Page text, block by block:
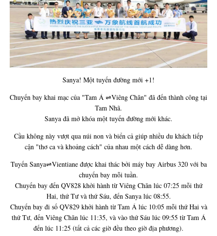
Sanya! Một tuyến đường mới +1!
Chuyến bay khai mạc của "Tam Á ⇌Viêng Chăn" đã đến thành công tại
Tam Nhã.
Sanya đã mở khóa một tuyến đường mới khác.
Cầu không này vượt qua núi non và biển cả giúp nhiều du khách tiếp
cận "thơ ca và khoảng cách" của nhau một cách dễ dàng hơn.
Tuyến Sanya⇌Vientiane được khai thác bởi máy bay Airbus 320 với ba
chuyến bay mỗi tuần.
Chuyến bay đến QV828 khởi hành từ Viêng Chăn lúc 07:25 mỗi thứ
Hai, thứ Tư và thứ Sáu, đến Sanya lúc 08:55.
Chuyến bay đi số QV829 khởi hành từ Tam Á lúc 10:05 mỗi thứ Hai và
thứ Tư, đến Viêng Chăn lúc 11:35, và vào thứ Sáu lúc 09:55 từ Tam Á
đến lúc 11:25 (tất cả các giờ đều theo giờ địa phương).